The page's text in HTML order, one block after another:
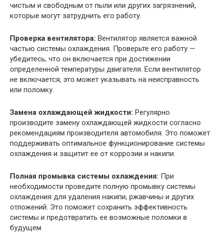
чистым и свободным от пыли или других загрязнений,
которые могут затруднить его работу.
Проверка вентилятора: Вентилятор является важной
частью системы охлаждения. Проверьте его работу —
убедитесь, что он включается при достижении
определенной температуры двигателя. Если вентилятор
не включается, это может указывать на неисправность
или поломку.
Замена охлаждающей жидкости: Регулярно
производите замену охлаждающей жидкости согласно
рекомендациям производителя автомобиля. Это поможет
поддерживать оптимальное функционирование системы
охлаждения и защитит ее от коррозии и накипи.
Полная промывка системы охлаждения: При
необходимости проведите полную промывку системы
охлаждения для удаления накипи, ржавчины и других
отложений. Это поможет сохранить эффективность
системы и предотвратить ее возможные поломки в
будущем.